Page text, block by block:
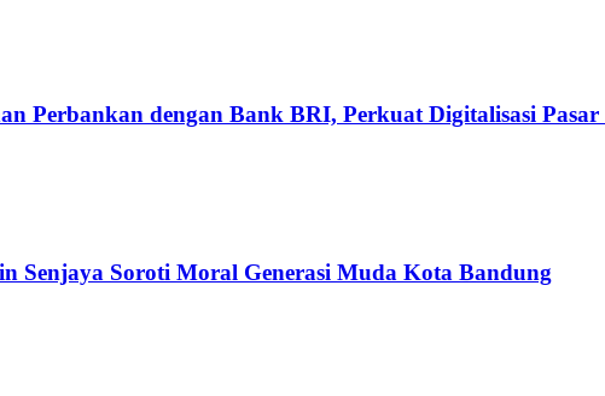
Perbankan dengan Bank BRI, Perkuat Digitalisasi
Senjaya Soroti Moral Generasi Muda Kota Bandung